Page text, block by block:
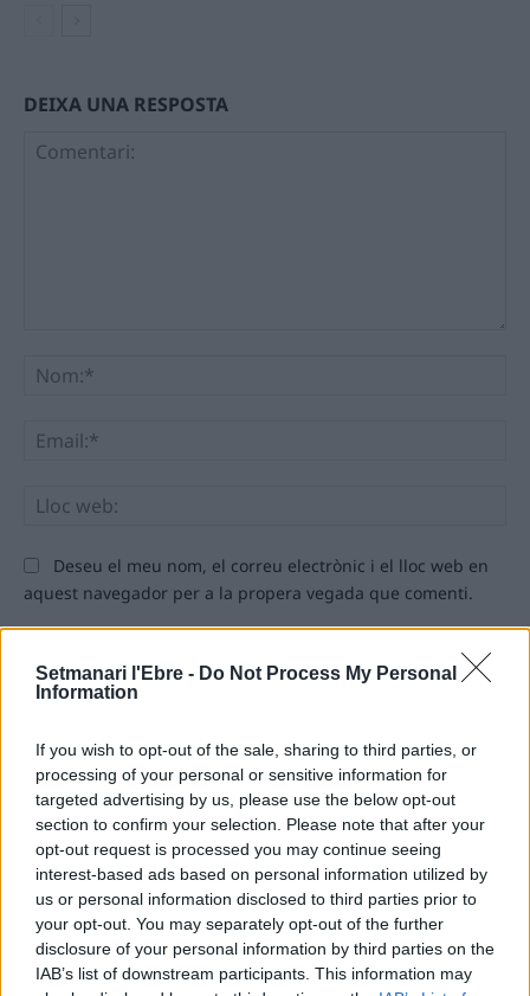
Setmanari l'Ebre - Do Not Process My Personal
Information
If you wish to opt-out of the sale, sharing to third parties, or
processing of your personal or sensitive information for
targeted advertising by us, please use the below opt-out
section to confirm your selection. Please note that after your
opt-out request is processed you may continue seeing
interest-based ads based on personal information utilized by
us or personal information disclosed to third parties prior to
your opt-out. You may separately opt-out of the further
disclosure of your personal information by third parties on the
IAB’s list of downstream participants. This information may
DEIXA UNA RESPOSTA
Deseu el meu nom, el correu electrònic i el lloc web en
aquest navegador per a la propera vegada que comenti.
ÚLTIMES NOTÍCIES
L’Observatori de l’Ebre lidera de nou la
recerca sobre l’astre rei en el segon
eclipsi solar total de la seva història
L’Ajuntament de Tortosa amplia el